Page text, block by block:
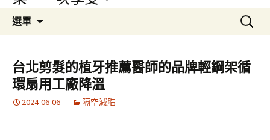
選單
容
搜
尋
鍵
字:
台北剪髮的植牙推薦醫師的品牌輕鋼架循
環扇用工廠降溫
2024-06-06 隔空減脂